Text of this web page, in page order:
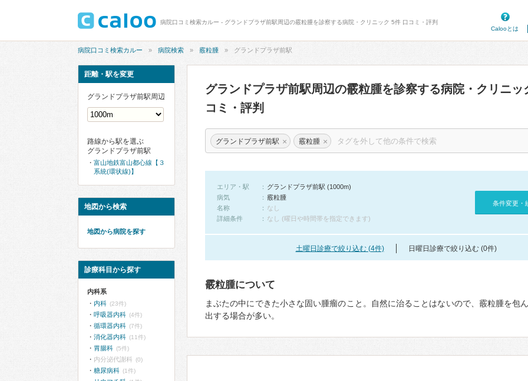
病院口コミ検索カルー - グランドプラザ前駅周辺の霰粒腫を診察する病院・クリニック 5件 口コミ・評判
Calooとは
病院口コミ検索カルー 病院検索 霰粒腫 グランドプラザ前駅
グランドプラザ前駅周辺の霰粒腫を診察する病院・クリニ
コミ・評判
グランドプラザ前駅 × 霰粒腫 ×
エリア・駅
グランドプラザ前駅 (1000m)
病気
霰粒腫
名称
なし
詳細条件
なし (曜日や時間帯を指定できます)
条件変更・
土曜日診療で絞り込む (4件) 日曜日診療で絞り込む (0件)
霰粒腫について
まぶたの中にできた小さな固い腫瘤のこと。自然に治ることはないので、霰粒腫を包
出する場合が多い。
距離・駅を変更
グランドプラザ前駅周辺
路線から駅を選ぶ
グランドプラザ前駅
富山地鉄富山都心線【３
系統(環状線)】
地図から検索
地図から病院を探す
診療科目から探す
内科系
内科 (23件)
呼吸器内科 (4件)
循環器内科 (7件)
消化器内科 (11件)
胃腸科 (5件)
内分泌代謝科 (0)
糖尿病科 (1件)